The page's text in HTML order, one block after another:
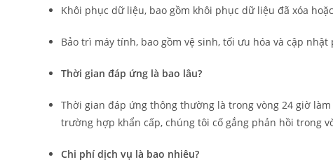
Khôi phục dữ liệu, bao gồm khôi phục dữ liệu đã xóa
Bảo trì máy tính, bao gồm vệ sinh, tối ưu hóa và cập nhật
Thời gian đáp ứng là bao lâu?
Thời gian đáp ứng thông thường là trong vòng 24 giờ
trường hợp khẩn cấp, chúng tôi cố gắng phản hồi trong
Chi phí dịch vụ là bao nhiêu?